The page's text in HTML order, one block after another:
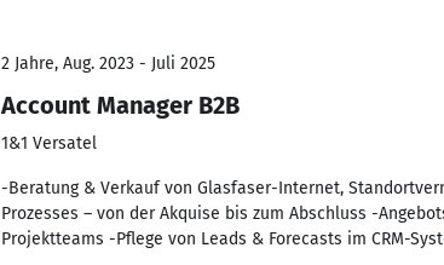
2 Jahre, Aug. 2023 - Juli 2025
Account Manager B2B
1&1 Versatel
-Beratung & Verkauf von Glasfaser-Internet,
Prozesses – von der Akquise bis zum Abschluss -
Projektteams -Pflege von Leads & Forecasts im CRM-